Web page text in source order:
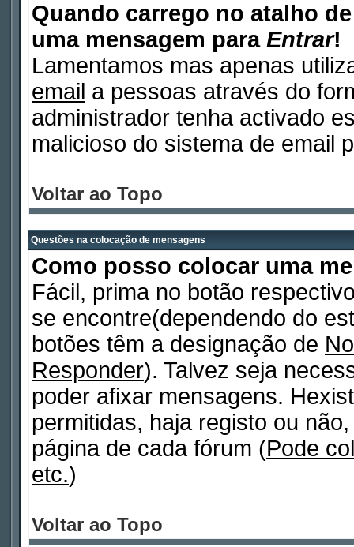
Quando carrego no atalho
uma mensagem para Entrar!
Lamentamos mas apenas
email a pessoas através do
administrador tenha activado
malicioso do sistema de email
Voltar ao Topo
Questões na colocação de mensagens
Como posso colocar uma
Fácil, prima no botão
se encontre(dependendo do
botões têm a designação de
Responder). Talvez seja
poder afixar mensagens.
permitidas, haja registo ou
página de cada fórum (Pode
etc.)
Voltar ao Topo